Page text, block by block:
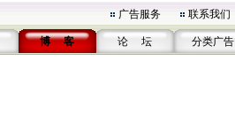
广告服务 联系我们
博 客 论 坛 分类广告